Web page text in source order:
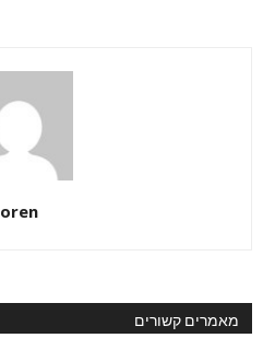
oren
מאמרים קשורים